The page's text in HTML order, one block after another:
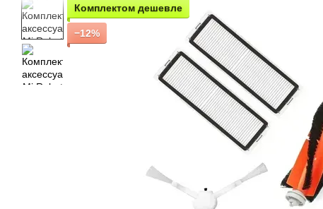
Комплектом дешевле
−12%